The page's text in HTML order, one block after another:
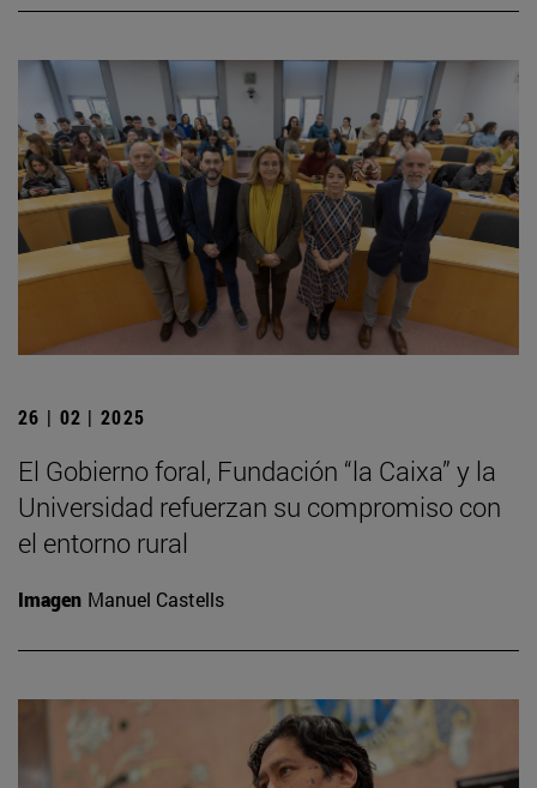
26 | 02 | 2025
El Gobierno foral, Fundación “la Caixa” y la
Universidad refuerzan su compromiso con
el entorno rural
Imagen Manuel Castells